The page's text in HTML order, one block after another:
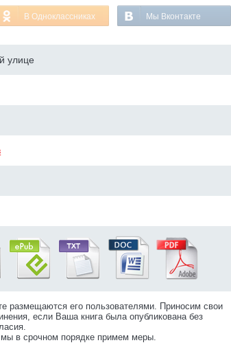
В Одноклассниках Мы Вконтакте
улице
размещаются его пользователями. Приносим свои
если Ваша книга была опубликована без
в срочном порядке примем меры.